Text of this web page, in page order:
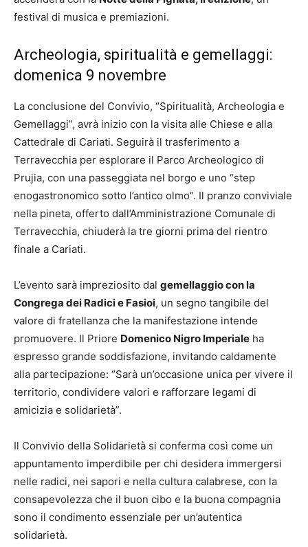
festival di musica e premiazioni.
Archeologia, spiritualità e gemellaggi:
domenica 9 novembre
La conclusione del Convivio, “Spiritualità, Archeologia e
Gemellaggi”, avrà inizio con la visita alle Chiese e alla
Cattedrale di Cariati. Seguirà il trasferimento a
Terravecchia per esplorare il Parco Archeologico di
Prujia, con una passeggiata nel borgo e uno “step
enogastronomico sotto l’antico olmo”. Il pranzo conviviale
nella pineta, offerto dall’Amministrazione Comunale di
Terravecchia, chiuderà la tre giorni prima del rientro
finale a Cariati.
L’evento sarà impreziosito dal gemellaggio con la
Congrega dei Radici e Fasioi, un segno tangibile del
valore di fratellanza che la manifestazione intende
promuovere. Il Priore Domenico Nigro Imperiale ha
espresso grande soddisfazione, invitando caldamente
alla partecipazione: “Sarà un’occasione unica per vivere il
territorio, condividere valori e rafforzare legami di
amicizia e solidarietà”.
Il Convivio della Solidarietà si conferma così come un
appuntamento imperdibile per chi desidera immergersi
nelle radici, nei sapori e nella cultura calabrese, con la
consapevolezza che il buon cibo e la buona compagnia
sono il condimento essenziale per un’autentica
solidarietà.